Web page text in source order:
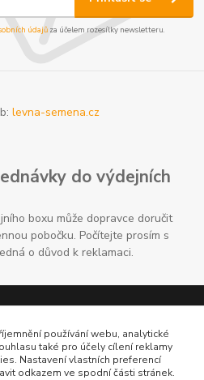
údajůza účelem rozesílky newsletteru.
levna-semena.cz
do výdejních
boxu může dopravce doručit
pobočku. Počítejte prosím s
o důvod k reklamaci.
používání webu, analytické
také pro účely cílení reklamy
Nastavení vlastních preferencí
odkazem ve spodní části stránek.